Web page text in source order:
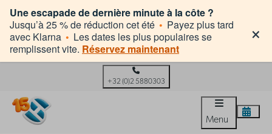
Une escapade de dernière minute à la côte ?
Jusqu’à 25 % de réduction cet été • Payez plus tard
avec Klarna • Les dates les plus populaires se
remplissent vite. Réservez maintenant
×
+32 (0)2 5880303
Menu